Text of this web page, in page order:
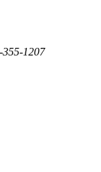
355-1207